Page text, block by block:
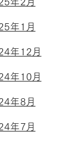
年1月
年12月
年10月
年8月
年7月